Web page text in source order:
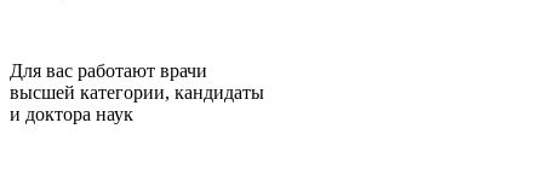
Для вас работают врачи
высшей категории, кандидаты
и доктора наук